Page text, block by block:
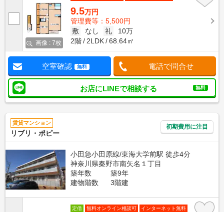
画像 : 7枚
9.5万円
管理費等：5,500円
敷
なし 礼
10万
2階
2LDK 68.64㎡
空室確認 無料 電話で問合せ
お店にLINEで相談する 無料
賃貸マンション
リブリ・ポピー
初期費用に注目
小田急小田原線/東海大学前駅 徒歩4分
神奈川県秦野市南矢名１丁目
築年数
築9年
建物階数
3階建
定借 無料オンライン相談可 インターネット無料